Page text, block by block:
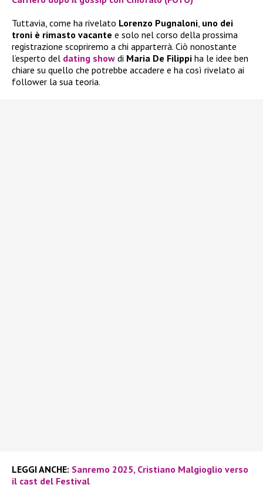
Tuttavia, come ha rivelato Lorenzo Pugnaloni, uno dei
troni è rimasto vacante e solo nel corso della prossima
registrazione scopriremo a chi apparterrà. Ciò nonostante
l’esperto del dating show di Maria De Filippi ha le idee ben
chiare su quello che potrebbe accadere e ha così rivelato ai
follower la sua teoria.
LEGGI ANCHE: Sanremo 2025, Cristiano Malgioglio verso
il cast del Festival